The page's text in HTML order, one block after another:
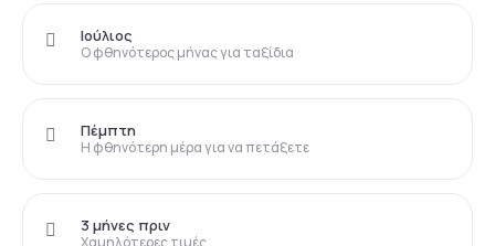
Ο φθηνότερος μήνας για ταξίδια
Ιούλιος
Η φθηνότερη μέρα για να πετάξετε
Πέμπτη
Χαμηλότερες τιμές
3 μήνες πριν